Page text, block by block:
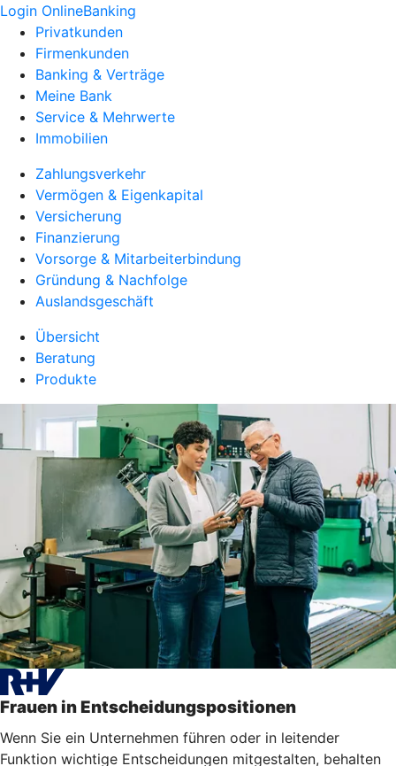
Login OnlineBanking
Privatkunden
Firmenkunden
Banking & Verträge
Meine Bank
Service & Mehrwerte
Immobilien
Zahlungsverkehr
Vermögen & Eigenkapital
Versicherung
Finanzierung
Vorsorge & Mitarbeiterbindung
Gründung & Nachfolge
Auslandsgeschäft
Übersicht
Beratung
Produkte
Frauen in Entscheidungspositionen
Wenn Sie ein Unternehmen führen oder in leitender
Funktion wichtige Entscheidungen mitgestalten, behalten